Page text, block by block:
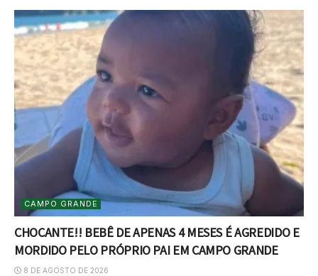
CAMPO GRANDE
CHOCANTE!! BEBÊ DE APENAS 4 MESES É AGREDIDO E
MORDIDO PELO PRÓPRIO PAI EM CAMPO GRANDE
8 DE AGOSTO DE 2026